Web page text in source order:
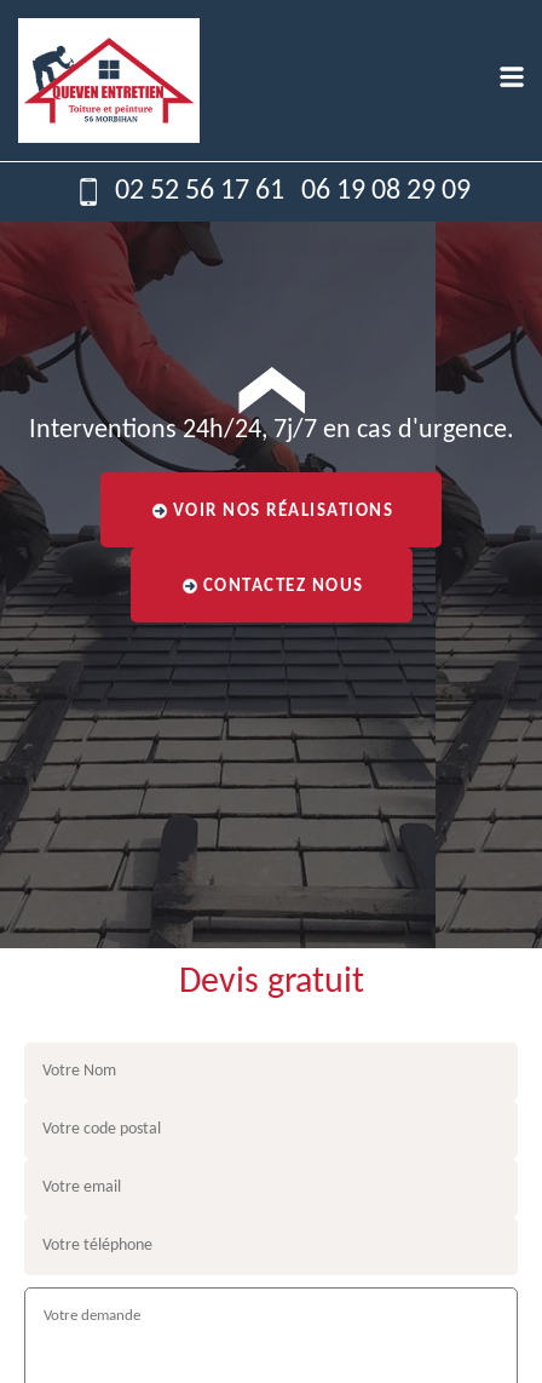
02 52 56 17 61 06 19 08 29 09
Interventions 24h/24, 7j/7 en cas d'urgence.
VOIR NOS RÉALISATIONS
CONTACTEZ NOUS
Devis gratuit